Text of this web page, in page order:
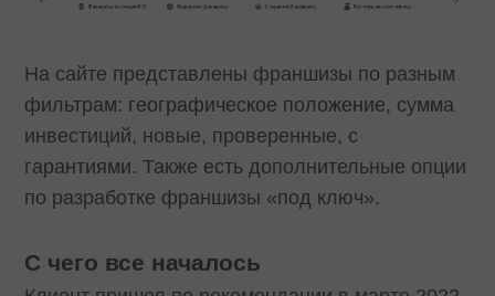
На сайте представлены франшизы по разным
фильтрам: географическое положение, сумма
инвестиций, новые, проверенные, с
гарантиями. Также есть дополнительные опции
по разработке франшизы «под ключ».
С чего все началось